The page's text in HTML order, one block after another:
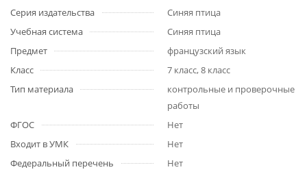
Серия издательства
Синяя птица
Учебная система
Синяя птица
Предмет
французский язык
Класс
7 класс, 8 класс
Тип материала
контрольные и проверочные
работы
ФГОС
Нет
Входит в УМК
Нет
Федеральный перечень
Нет